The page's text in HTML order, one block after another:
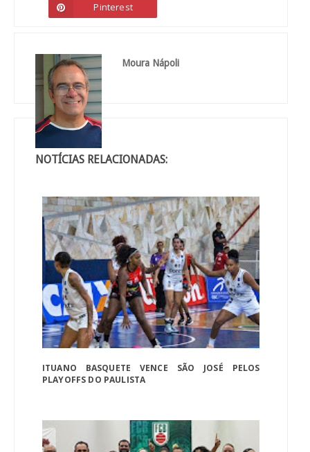
Pinterest
Moura Nápoli
NOTÍCIAS RELACIONADAS:
ITUANO BASQUETE VENCE SÃO JOSÉ PELOS
PLAYOFFS DO PAULISTA